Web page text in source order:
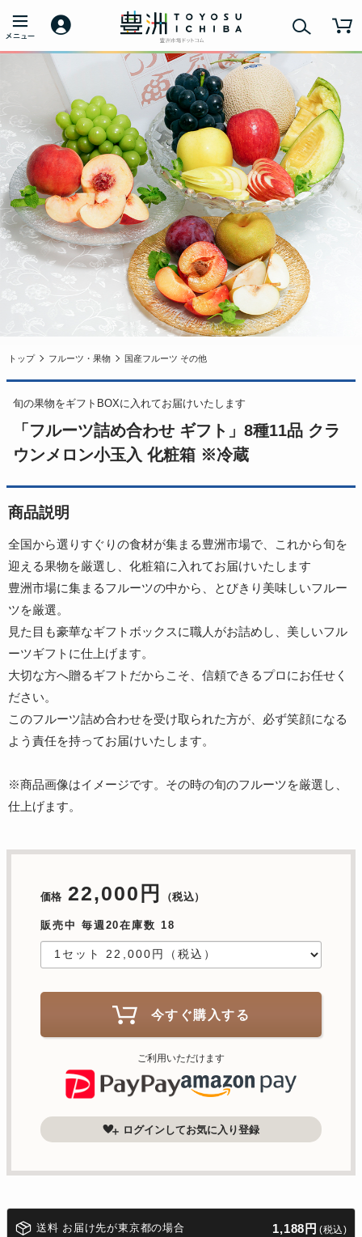
トップ フルーツ・果物 国産フルーツ その他
旬の果物をギフトBOXに入れてお届けいたします
「フルーツ詰め合わせ ギフト」8種11品 クラ
ウンメロン小玉入 化粧箱 ※冷蔵
商品説明
全国から選りすぐりの食材が集まる豊洲市場で、これから旬を
迎える果物を厳選し、化粧箱に入れてお届けいたします
豊洲市場に集まるフルーツの中から、とびきり美味しいフルー
ツを厳選。
見た目も豪華なギフトボックスに職人がお詰めし、美しいフル
ーツギフトに仕上げます。
大切な方へ贈るギフトだからこそ、信頼できるプロにお任せく
ださい。
このフルーツ詰め合わせを受け取られた方が、必ず笑顔になる
よう責任を持ってお届けいたします。
※商品画像はイメージです。その時の旬のフルーツを厳選し、
仕上げます。
価格 22,000円 （税込）
販売中 毎週20在庫数 18
今すぐ購入する
ご利用いただけます
ログインしてお気に入り登録
送料 お届け先が東京都の場合 1,188円 (税込)